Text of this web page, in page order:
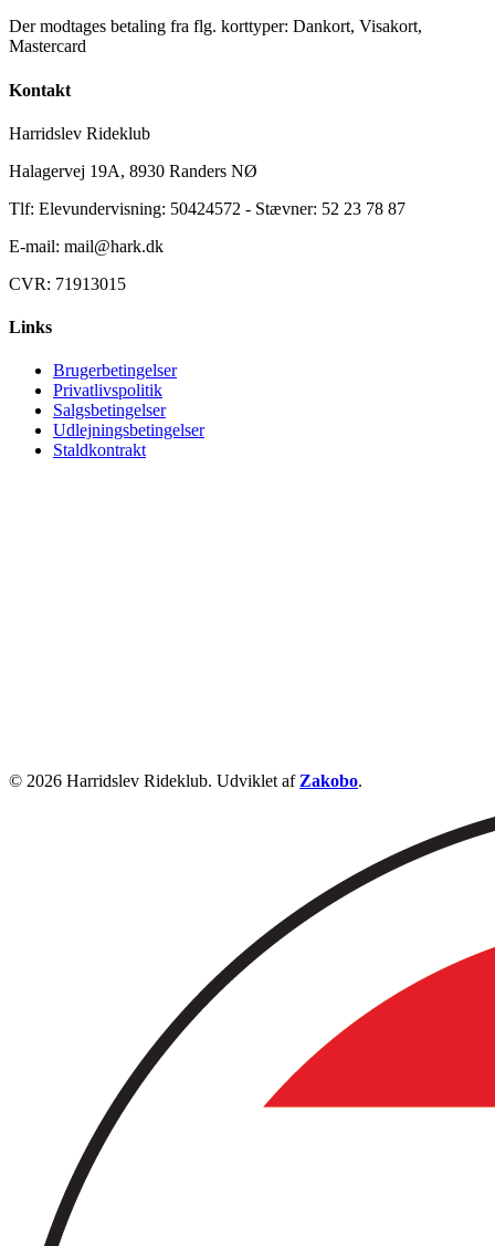
Der modtages betaling fra flg. korttyper: Dankort, Visakort,
Mastercard
Kontakt
Harridslev Rideklub
Halagervej 19A, 8930 Randers NØ
Tlf: Elevundervisning: 50424572 - Stævner: 52 23 78 87
E-mail: mail@hark.dk
CVR: 71913015
Links
Brugerbetingelser
Privatlivspolitik
Salgsbetingelser
Udlejningsbetingelser
Staldkontrakt
© 2026 Harridslev Rideklub. Udviklet afZakobo.